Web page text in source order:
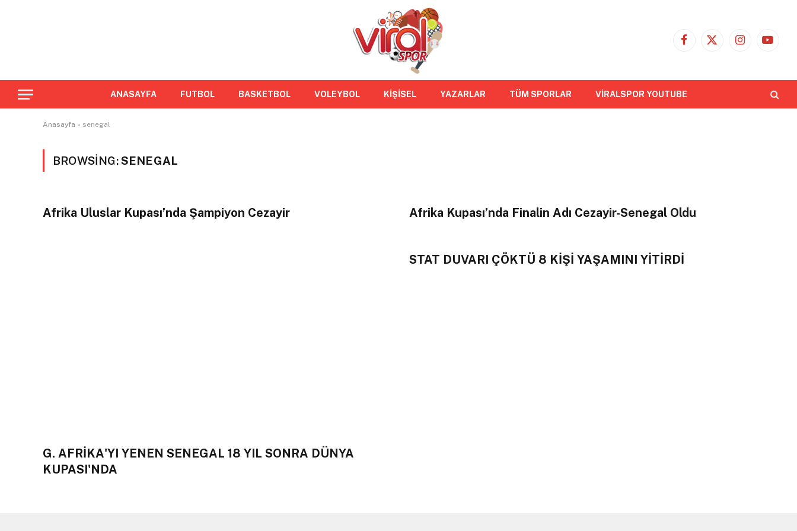
Facebook
X
Instagram
ANASAYFA FUTBOL BASKETBOL VOLEYBOL KİŞİSEL YAZARLAR TÜM SPORLAR VİRALSPOR YOUTUBE
Anasayfa » senegal
BROWSING:SENEGAL
Afrika Uluslar Kupası’nda Şampiyon Cezayir Afrika Kupası’nda Finalin Adı Cezayir-Senegal Oldu
G. AFRİKA'YI YENEN SENEGAL 18 YIL SONRA DÜNYA
KUPASI'NDA
STAT DUVARI ÇÖKTÜ 8 KİŞİ YAŞAMINI YİTİRDİ